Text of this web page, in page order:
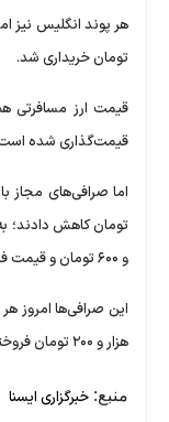
تومان خریداری شد.
قیمت‌گذاری شده
و ۶۰۰ تومان و قیمت فروش آن ۱۱ هزار و ۷۰۰ تومان است.
هزار و ۲۰۰ تومان فروختند که نسبت به روز گذشته تغییری نداشته است.
منبع: خبرگزاری ایسنا